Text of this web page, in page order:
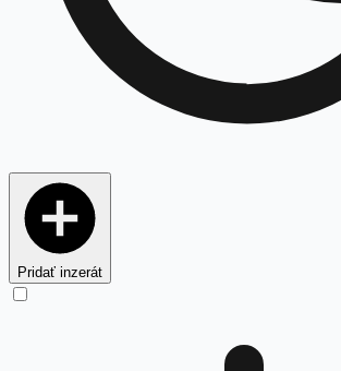
Pridať inzerát